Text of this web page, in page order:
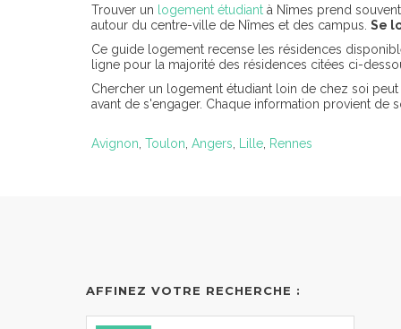
Trouver un logement étudiant à Nîmes prend
autour du centre-ville de Nîmes et des campus. Se
Ce guide logement recense les résidences
ligne pour la majorité des résidences citées ci-
Chercher un logement étudiant loin de chez soi
avant de s'engager. Chaque information provient de
Avignon Toulon Angers Lille Rennes
AFFINEZ VOTRE RECHERCHE :